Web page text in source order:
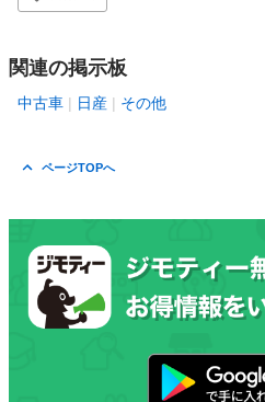
関連の掲示板
中古車 日産 その他
ページTOPへ